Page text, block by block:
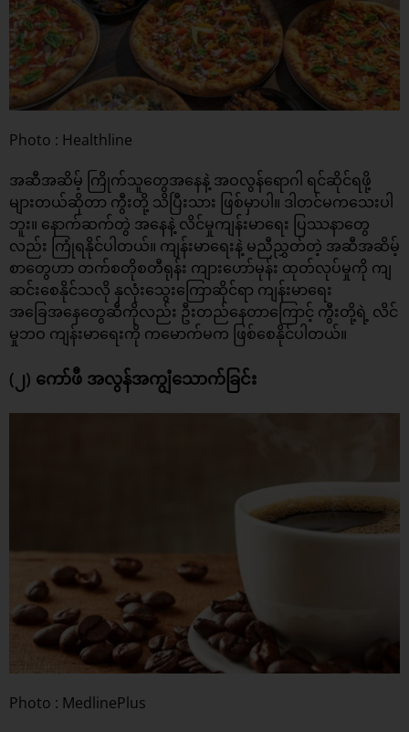
Photo : Healthline
အဆီအဆိမ့် ကြိုက်သူတွေအနေနဲ့ အဝလွန်ရောဂါ ရင်ဆိုင်ရဖို့
များတယ်ဆိုတာ ကွီးတို့ သိပြီးသား ဖြစ်မှာပါ။ ဒါတင်မကသေးပါ
ဘူး။ နောက်ဆက်တွဲ အနေနဲ့ လိင်မှုကျန်းမာရေး ပြဿနာတွေ
လည်း ကြုံရနိုင်ပါတယ်။ ကျန်းမာရေးနဲ့ မညီညွှတ်တဲ့ အဆီအဆိမ့်
စာတွေဟာ တက်စတိုစတီရုန်း ကျားဟော်မုန်း ထုတ်လုပ်မှုကို ကျ
ဆင်းစေနိုင်သလို နှလုံးသွေးကြောဆိုင်ရာ ကျန်းမာရေး
အခြေအနေတွေဆီကိုလည်း ဦးတည်နေတာကြောင့် ကွီးတို့ရဲ့ လိင်
မှုဘဝ ကျန်းမာရေးကို ကမောက်မက ဖြစ်စေနိုင်ပါတယ်။
(၂) ကော်ဖီ အလွန်အကျွံသောက်ခြင်း
Photo : MedlinePlus